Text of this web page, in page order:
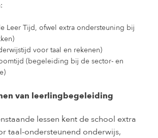
Leer Tijd, ofwel extra ondersteuning bij
voor taal en rekenen)
(begeleiding bij de sector- en
van leerlingbegeleiding
lessen kent de school extra
taal-ondersteunend onderwijs,